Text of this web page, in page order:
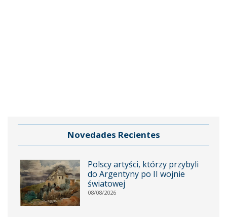
Novedades Recientes
Polscy artyści, którzy przybyli
do Argentyny po II wojnie
światowej
08/08/2026